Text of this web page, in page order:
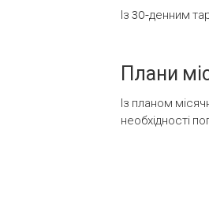
Із 30-денним
Плани
Із планом
необхідності